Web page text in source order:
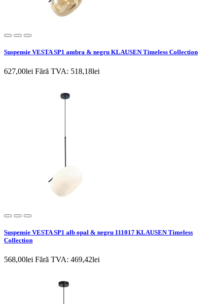
Suspensie VESTA SP1 ambra & negru KLAUSEN Timeless Collection
627,00lei Fără TVA: 518,18lei
Suspensie VESTA SP1 alb opal & negru 111017 KLAUSEN Timeless
Collection
568,00lei Fără TVA: 469,42lei